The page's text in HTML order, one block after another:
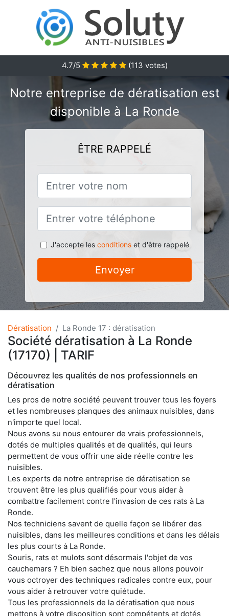
4.7/5 (113 votes)
Notre entreprise de dératisation est
disponible à La Ronde
ÊTRE RAPPELÉ
J'accepte les conditionset d'être rappelé
Envoyer
Dératisation La Ronde 17 : dératisation
Société dératisation à La Ronde
(17170) | TARIF
Découvrez les qualités de nos professionnels en
dératisation
Les pros de notre société peuvent trouver tous les foyers
et les nombreuses planques des animaux nuisibles, dans
n'importe quel local.
Nous avons su nous entourer de vrais professionnels,
dotés de multiples qualités et de qualités, qui leurs
permettent de vous offrir une aide réelle contre les
nuisibles.
Les experts de notre entreprise de dératisation se
trouvent être les plus qualifiés pour vous aider à
combattre facilement contre l'invasion de ces rats à La
Ronde.
Nos techniciens savent de quelle façon se libérer des
nuisibles, dans les meilleures conditions et dans les délais
les plus courts à La Ronde.
Souris, rats et mulots sont désormais l'objet de vos
cauchemars ? Eh bien sachez que nous allons pouvoir
vous octroyer des techniques radicales contre eux, pour
vous aider à retrouver votre quiétude.
Tous les professionnels de la dératisation que nous
mettons à votre disposition sont compétents et dotés